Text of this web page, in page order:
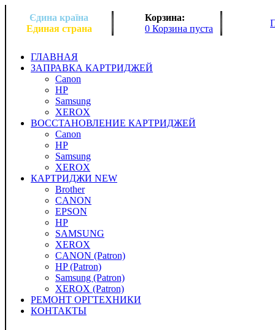
Єдина країна
Единая страна
Корзина:
0 Корзина пуста
ГЛАВНАЯ
ЗАПРАВКА КАРТРИДЖЕЙ
Canon
HP
Samsung
XEROX
ВОССТАНОВЛЕНИЕ КАРТРИДЖЕЙ
Canon
HP
Samsung
XEROX
КАРТРИДЖИ NEW
Brother
CANON
EPSON
HP
SAMSUNG
XEROX
CANON (Patron)
HP (Patron)
Samsung (Patron)
XEROX (Patron)
РЕМОНТ ОРГТЕХНИКИ
КОНТАКТЫ